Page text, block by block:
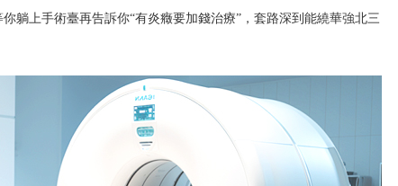
躺上手術臺再告訴你“有炎癥要加錢治療”，套路深到能繞華強北三